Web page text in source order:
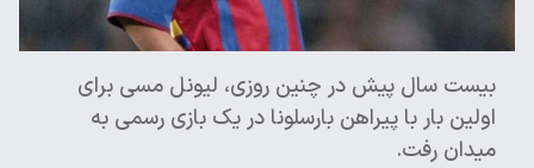
بیست سال پیش در چنین روزی، لیونل مسی برای
اولین بار با پیراهن بارسلونا در یک بازی رسمی به
میدان رفت‌.